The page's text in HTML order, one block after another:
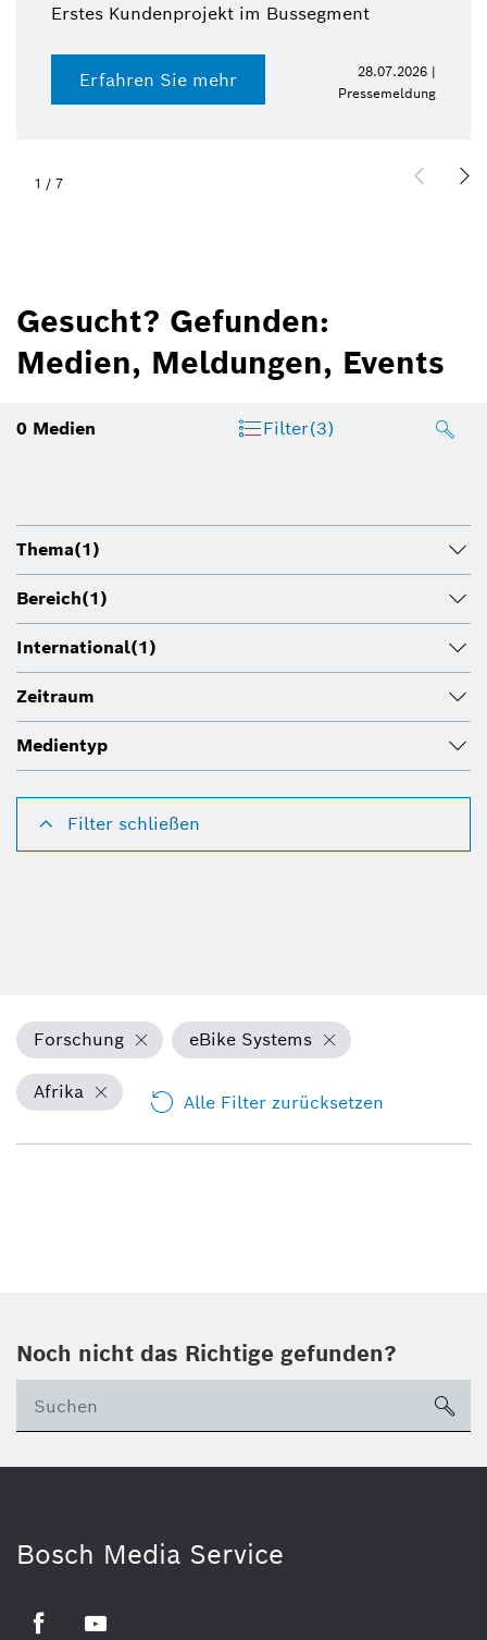
Erstes Kundenprojekt im Bussegment
Erfahren Sie mehr
28.07.2026 |
Pressemeldung
1 / 7
Gesucht? Gefunden:
Medien, Meldungen, Events
0 Medien Filter(3)
Thema(1)
Bereich(1)
International(1)
Zeitraum
Medientyp
Filter schließen
Forschung eBike Systems
Afrika Alle Filter zurücksetzen
Noch nicht das Richtige gefunden?
Bosch Media Service